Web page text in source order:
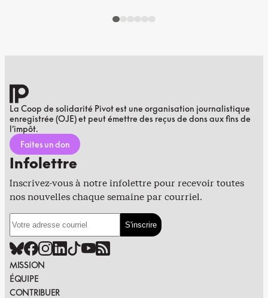
La Coop de solidarité Pivot est une organisation journalistique
enregistrée (OJE) et peut émettre des reçus de dons aux fins de
l’impôt.
Faites un don
Infolettre
Inscrivez-vous à notre infolettre pour recevoir toutes
nos nouvelles chaque semaine par courriel.
MISSION
ÉQUIPE
CONTRIBUER